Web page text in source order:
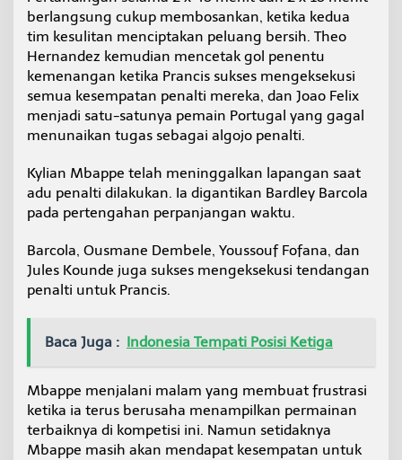
berlangsung cukup membosankan, ketika kedua
tim kesulitan menciptakan peluang bersih. Theo
Hernandez kemudian mencetak gol penentu
kemenangan ketika Prancis sukses mengeksekusi
semua kesempatan penalti mereka, dan Joao Felix
menjadi satu-satunya pemain Portugal yang gagal
menunaikan tugas sebagai algojo penalti.
Kylian Mbappe telah meninggalkan lapangan saat
adu penalti dilakukan. Ia digantikan Bardley Barcola
pada pertengahan perpanjangan waktu.
Barcola, Ousmane Dembele, Youssouf Fofana, dan
Jules Kounde juga sukses mengeksekusi tendangan
penalti untuk Prancis.
Baca Juga : Indonesia Tempati Posisi Ketiga
Mbappe menjalani malam yang membuat frustrasi
ketika ia terus berusaha menampilkan permainan
terbaiknya di kompetisi ini. Namun setidaknya
Mbappe masih akan mendapat kesempatan untuk